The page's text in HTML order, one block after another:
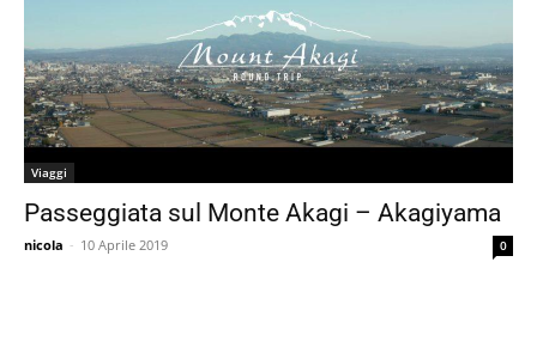
Viaggi
Passeggiata sul Monte Akagi – Akagiyama
nicola - 10 Aprile 2019 0